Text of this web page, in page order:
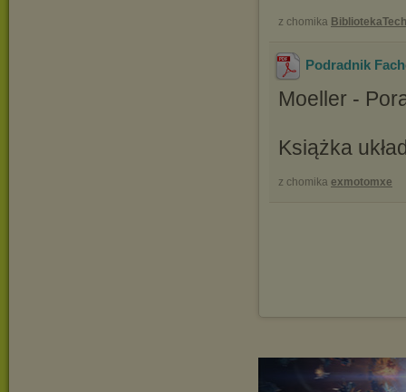
z chomika
Podradnik
Moeller -
Książka
z chomika exmotomxe